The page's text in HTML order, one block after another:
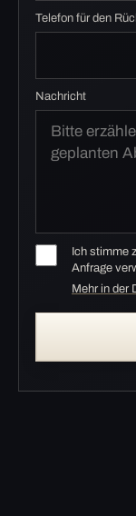
Telefon für den
Nachricht
Ich stimme
Anfrage
Mehr in der